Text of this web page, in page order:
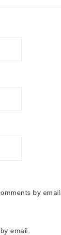
by email.
email.